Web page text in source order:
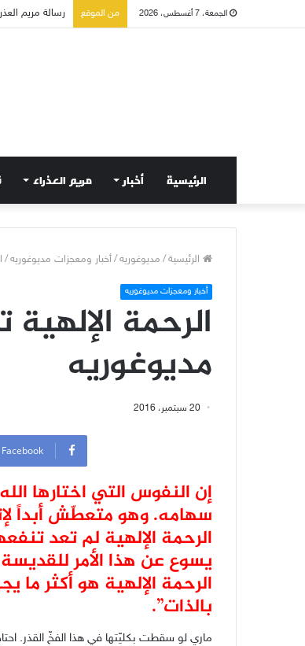
الجمعة، 7 أغسطس، 2026 من الموقع تسع أول سبوت
الرئيسية أخبار مريم العذراء
الرئيسية/ مديوغوريه/أخبار ومعجزات مديوغوريه/
أخبار ومعجزات مديوغوريه
الرحمة
مديوغوريه
20 سبتمبر، 2016
Facebook
إن النفوس التي اختارها
سهامه. وهو متعطّش أبداً
الرحمة الإلهية لم تعد
يسوع عن هذا الأمر
الرحمة الإلهية هو أكثر ما
بالذات”.
ماري لو سقطت بكليّتها في هذا الفخّ القذر.